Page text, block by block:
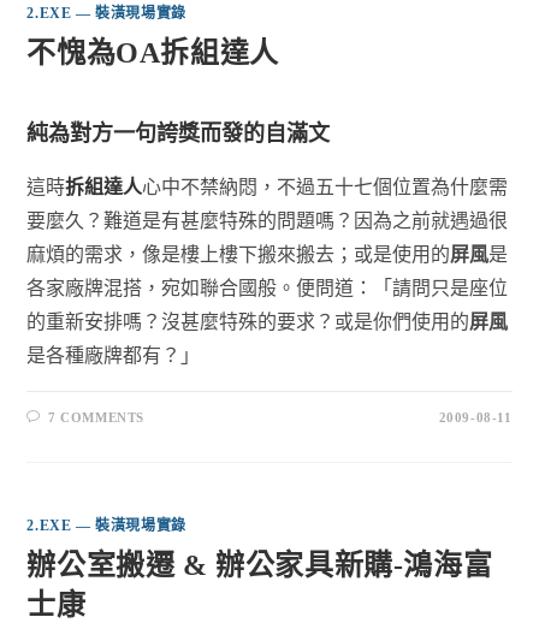
2.EXE — 裝潢現場實錄
不愧為OA拆組達人
純為對方一句誇獎而發的自滿文
這時拆組達人心中不禁納悶，不過五十七個位置為什麼需
要麼久？難道是有甚麼特殊的問題嗎？因為之前就遇過很
麻煩的需求，像是樓上樓下搬來搬去；或是使用的屏風是
各家廠牌混搭，宛如聯合國般。便問道：「請問只是座位
的重新安排嗎？沒甚麼特殊的要求？或是你們使用的屏風
是各種廠牌都有？」
7 COMMENTS 2009-08-11
2.EXE — 裝潢現場實錄
辦公室搬遷 & 辦公家具新購-鴻海富
士康